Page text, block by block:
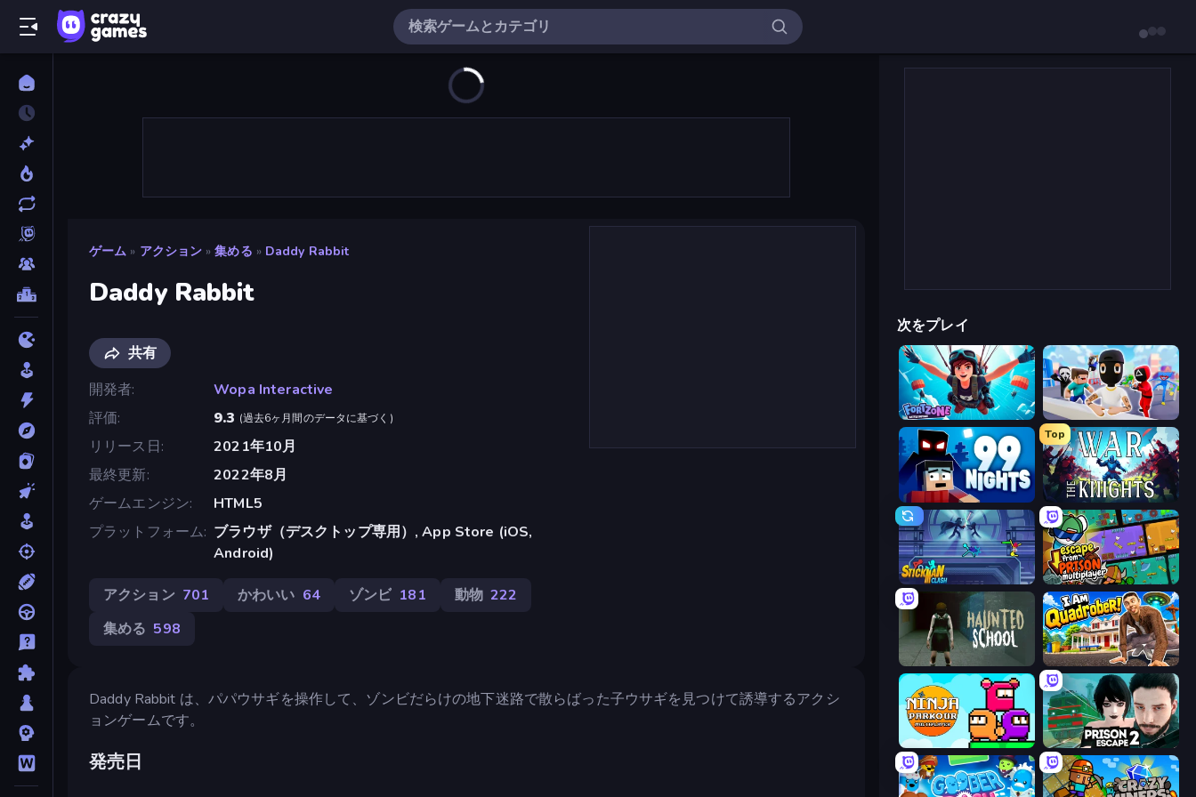
ゲーム » アクション » 集める » Daddy Rabbit
Daddy Rabbit
共有
開発者
Wopa Interactive
評価
9.3 (過去6ヶ月間のデータに基づく )
リリース日
2021年10月
最終更新
2022年8月
ゲームエンジン
HTML5
プラットフォーム ブラウザ（デスクトップ専用）, App Store (iOS,
Android)
アクション 701 かわいい 64 ゾンビ 181 動物 222
集める 598
Daddy Rabbit は、パパウサギを操作して、ゾンビだらけの地下迷路で散らばった子ウサギを見つけて誘導するアクシ
ョンゲームです。
発売日
次をプレイ
Fortzone Battle Royale
99 Nights (Bloxd.io)
Top
War the Knights
Stickman Clash Escape From Prison Multiplayer
Haunted School I Am Quadrober!
Ninja Parkour Multiplayer Prison Escape 2